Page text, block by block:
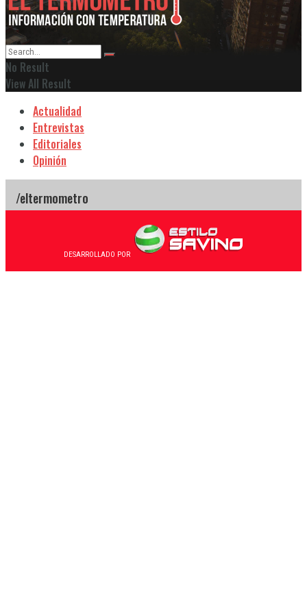
No Result
View All Result
Actualidad
Entrevistas
Editoriales
Opinión
DESARROLLADO POR